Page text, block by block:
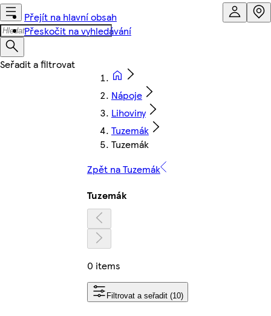
Přejít na hlavní obsah
Přeskočit na vyhledávání
Nápoje
Lihoviny
Tuzemák
Tuzemák
Zpět na Tuzemák
Tuzemák
0 items
Filtrovat a seřadit (10)